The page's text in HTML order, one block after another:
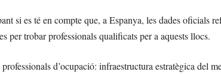
si es té en compte que, a Espanya, les dades oficials
per trobar professionals qualificats per a aquests llocs.
d’ocupació: infraestructura estratègica del